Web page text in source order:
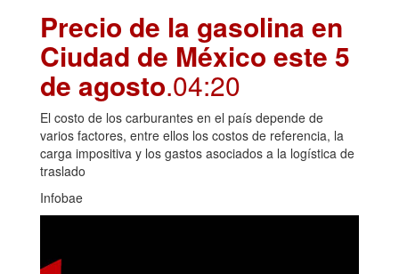
Precio de la gasolina en
Ciudad de México este 5
de agosto.04:20
El costo de los carburantes en el país depende de
varios factores, entre ellos los costos de referencia, la
carga impositiva y los gastos asociados a la logística de
traslado
Infobae